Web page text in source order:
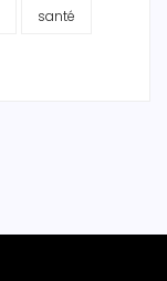
santé